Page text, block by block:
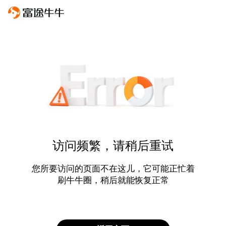
访问频繁，请稍后重试
您所要访问的页面不在这儿，它可能正忙着
刷牛牛圈，稍后就能恢复正常